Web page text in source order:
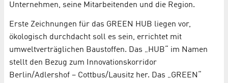
Unternehmen, seine Mitarbeitenden und die Region.
Erste Zeichnungen für das GREEN HUB liegen vor,
ökologisch durchdacht soll es sein, errichtet mit
umweltverträglichen Baustoffen. Das „HUB“ im Namen
stellt den Bezug zum Innovationskorridor
Berlin/Adlershof – Cottbus/Lausitz her. Das „GREEN“